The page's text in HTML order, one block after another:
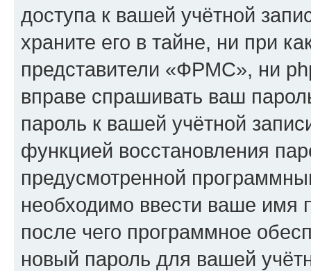
доступа к вашей учётной
храните его в тайне, ни при
представители «ФРМС», ни
вправе спрашивать ваш
пароль к вашей учётной
функцией восстановления
предусмотренной
необходимо ввести ваше имя
после чего программное
новый пароль для вашей